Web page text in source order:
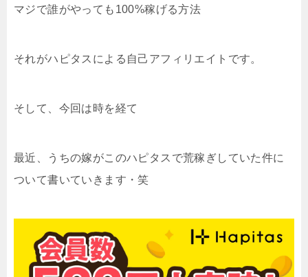
マジで誰がやっても100%稼げる方法
それがハピタスによる自己アフィリエイトです。
そして、今回は時を経て
最近、うちの嫁がこのハピタスで荒稼ぎしていた件に
ついて書いていきます・笑